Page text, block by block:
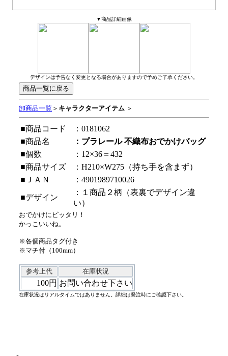
▼商品詳細画像
デザインは予告なく変更となる場合がありますので予めご了承ください。
卸商品一覧 ＞ キャラクターアイテム ＞
■商品コード
：0181062
■商品名
：プラレール 不織布おでかけバッグ
■個数
：12×36＝432
■商品サイズ
：H210×W275（持ち手を含まず）
■ＪＡＮ
：4901989710026
■デザイン
：１商品２柄（表裏でデザイン違
い）
おでかけにピッタリ！
かっこいいね。
※各個商品タグ付き
※マチ付（100mm）
参考上代 在庫状況
100円 お問い合わせ下さい
在庫状況はリアルタイムではありません。詳細は発注時にご確認下さい。